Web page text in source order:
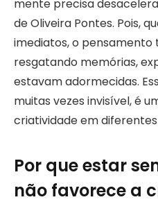
mente precisa
de Oliveira Pontes. Pois,
imediatos, o pensamento
resgatando memórias,
estavam adormecidas.
muitas vezes invisível, é
criatividade em
Por que estar
não favorece a